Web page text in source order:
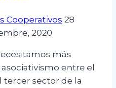
Cooperativos 28
2020
más
entre el
tercer sector de la